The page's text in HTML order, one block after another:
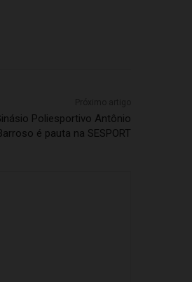
Poliesportivo Antônio
é pauta na SESPORT